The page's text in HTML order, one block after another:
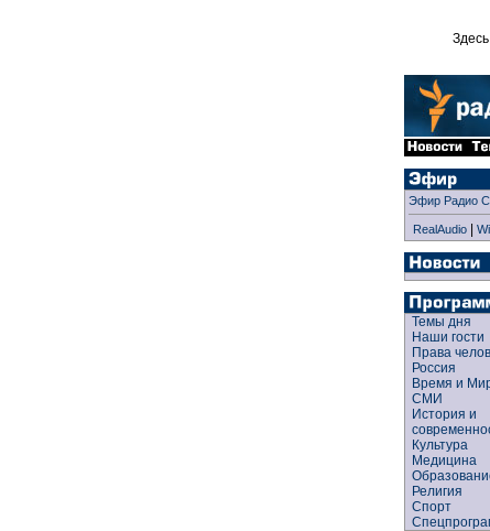
Эфир Радио
RealAudio|
Темы дня
Наши гости
Права
Россия
Время и
СМИ
История и
Культура
Медицина
Религия
Спорт